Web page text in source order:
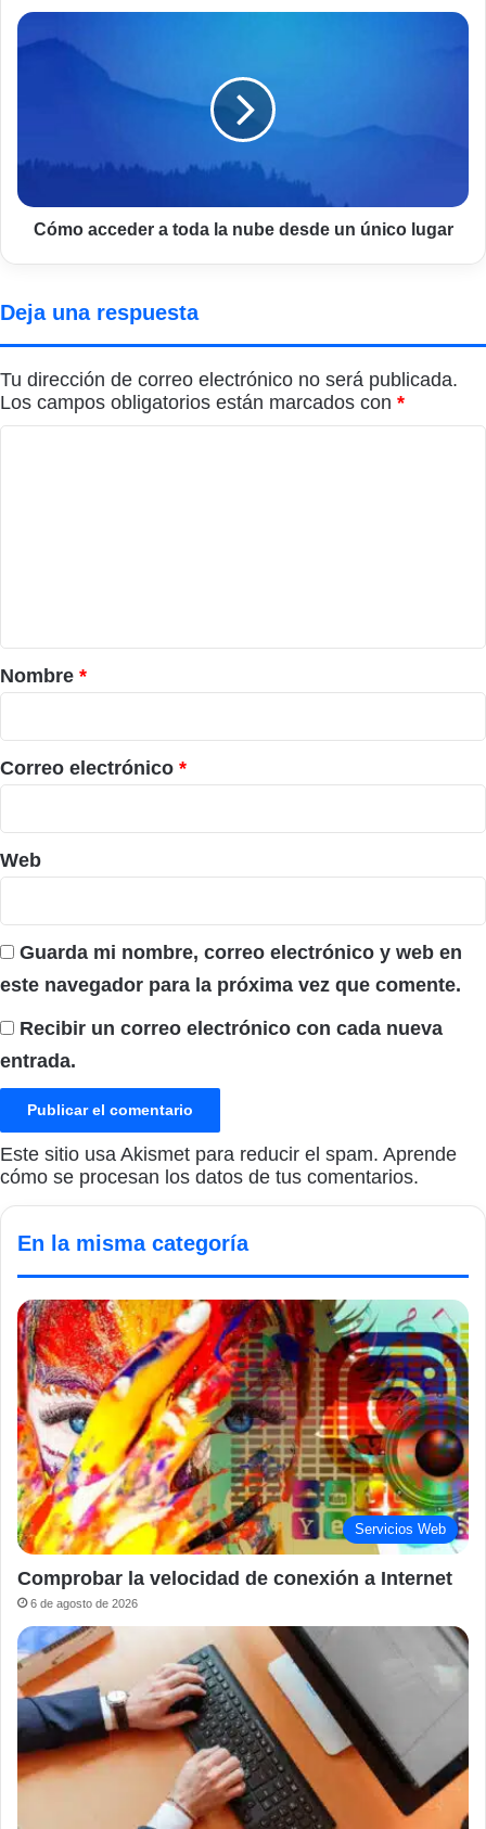
Cómo
acceder
desde
único
lugar
Cómo acceder a toda la nube desde un único lugar
Deja una respuesta
Tu dirección de correo electrónico no será publicada.
Los campos obligatorios están marcados con *
r
i
o
*
Nombre *
Correo electrónico *
Web
Guarda mi nombre, correo electrónico y web en
este navegador para la próxima vez que comente.
Recibir un correo electrónico con cada nueva
entrada.
Este sitio usa Akismet para reducir el spam. Aprende
cómo se procesan los datos de tus comentarios.
En la misma categoría
Servicios Web
Comprobar la velocidad de conexión a Internet
6 de agosto de 2026